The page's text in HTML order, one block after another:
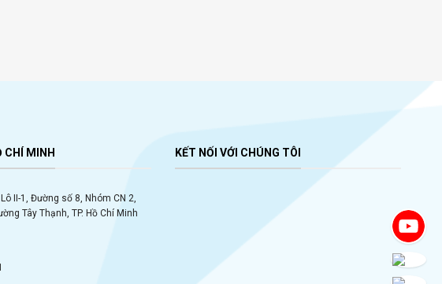
CHÍ MINH
II-1, Đường số 8, Nhóm CN 2,
Tây Thạnh, TP. Hồ Chí Minh
KẾT NỐI VỚI CHÚNG TÔI